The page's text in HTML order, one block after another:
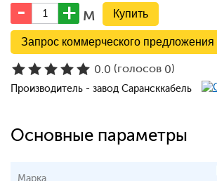
м
Запрос коммерческого предложения
0.0 (голосов 0)
Производитель - завод Сарансккабель
Основные параметры
Марка